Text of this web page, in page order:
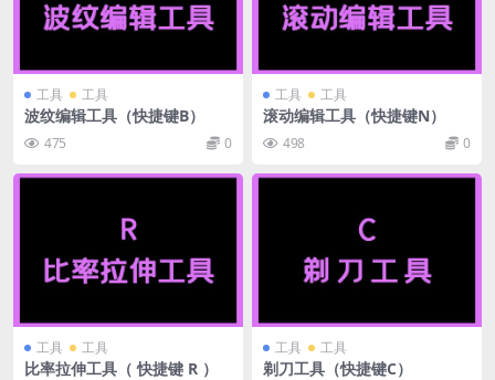
工具 工具
波纹编辑工具（快捷键B）
475 0
工具 工具
滚动编辑工具（快捷键N）
498 0
工具 工具
比率拉伸工具（ 快捷键 R ）
工具 工具
剃刀工具（快捷键C）